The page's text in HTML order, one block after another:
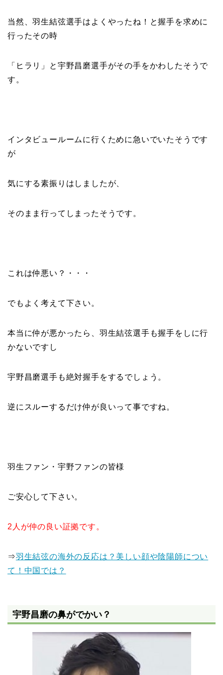
当然、羽生結弦選手はよくやったね！と握手を求めに
行ったその時
「ヒラリ」と宇野昌磨選手がその手をかわしたそうで
す。
インタビュールームに行くために急いでいたそうです
が
気にする素振りはしましたが、
そのまま行ってしまったそうです。
これは仲悪い？・・・
でもよく考えて下さい。
本当に仲が悪かったら、羽生結弦選手も握手をしに行
かないですし
宇野昌磨選手も絶対握手をするでしょう。
逆にスルーするだけ仲が良いって事ですね。
羽生ファン・宇野ファンの皆様
ご安心して下さい。
2人が仲の良い証拠です。
⇒羽生結弦の海外の反応は？美しい顔や陰陽師につい
て！中国では？
宇野昌磨の鼻がでかい？